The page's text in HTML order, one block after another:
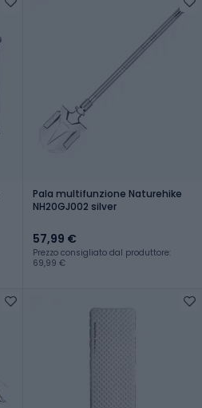
Pala multifunzione Naturehike
NH20GJ002 silver
57,99 €
Prezzo consigliato dal produttore:
69,99 €